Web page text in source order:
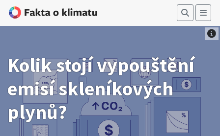
Kolik stojí vypouštění
emisí skleníkových
plynů?